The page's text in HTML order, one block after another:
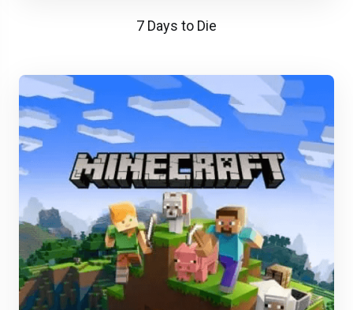
7 Days to Die